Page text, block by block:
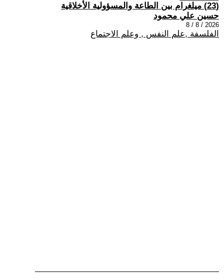
(23) ميلغرام بين الطاعة والمسؤولية الأخلاقية
حسين علي محمود
2026 / 8 / 8
الفلسفة ,علم النفس , وعلم الاجتماع